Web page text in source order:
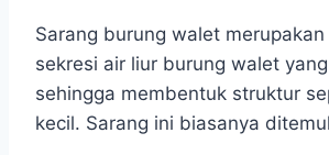
Sarang burung walet
sekresi air liur burung walet
sehingga membentuk struktur
kecil. Sarang ini biasanya